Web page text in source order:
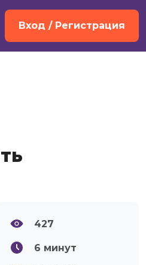
Вход / Регистрация
427
6 минут